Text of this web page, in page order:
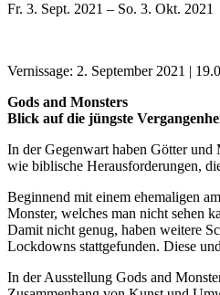
Fr. 3. Sept. 2021 – So. 3. Okt. 2021
Vernissage: 2. September 2021 |
Gods and Monsters
Blick auf die jüngste
In der Gegenwart haben Götter und
wie biblische Herausforderungen,
Beginnend mit einem ehemaligen
Monster, welches man nicht sehen
Damit nicht genug, haben weitere
Lockdowns stattgefunden. Diese
In der Ausstellung Gods and